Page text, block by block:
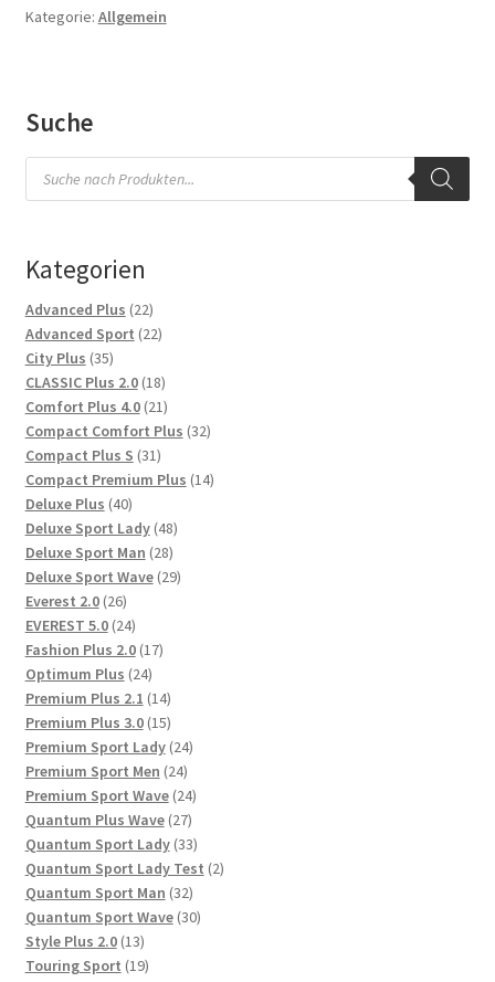
Impressum
Kontakt
Versandarten
Warenkorb
Widerrufsbelehrung
Zahlungsarten
Kategorie: Allgemein
Suche
Products
search
Kategorien
Advanced Plus 2222
Produkte
Advanced Sport 2222
City Plus 3535
Produkte
CLASSIC Plus 2.0 1818
Produkte
Comfort Plus 4.0 2121
Produkte
Compact Comfort Plus 3232
Compact Plus S 3131
Produkte
Compact Premium Plus 1414
Deluxe Plus 4040
Produkte
Deluxe Sport Lady 4848
Produkte
Deluxe Sport Man 2828
Produkte
Deluxe Sport Wave 2929
Everest 2.0 2626
Produkte
EVEREST 5.0 2424
Produkte
Fashion Plus 2.0 1717
Optimum Plus 2424
Produkte
Premium Plus 2.1 1414
Produkte
Premium Plus 3.0 1515
Produkte
Premium Sport Lady 2424
Premium Sport Men 2424
Produkte
Premium Sport Wave 2424
Produkte
Quantum Plus Wave 2727
Produkte
Quantum Sport Lady 3333
Produkte
Quantum Sport Lady Test 22
Quantum Sport Man 3232
Produkte
Quantum Sport Wave 3030
Style Plus 2.0 1313
Produkte
Touring Sport 1919